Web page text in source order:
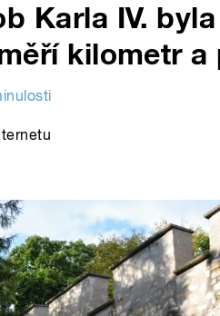
Karla IV.
kilometr a